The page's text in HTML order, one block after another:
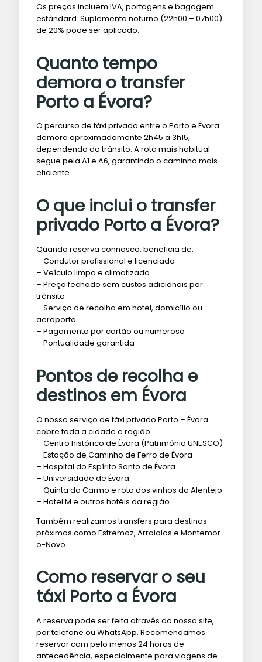
Os preços incluem IVA, portagens e bagagem
estândard. Suplemento noturno (22h00 – 07h00)
de 20% pode ser aplicado.
Quanto tempo
demora o transfer
Porto a Évora?
O percurso de táxi privado entre o Porto e Évora
demora aproximadamente 2h45 a 3h15,
dependendo do trânsito. A rota mais habitual
segue pela A1 e A6, garantindo o caminho mais
eficiente.
O que inclui o transfer
privado Porto a Évora?
Quando reserva connosco, beneficia de:
– Condutor profissional e licenciado
– Veículo limpo e climatizado
– Preço fechado sem custos adicionais por
trânsito
– Serviço de recolha em hotel, domicílio ou
aeroporto
– Pagamento por cartão ou numeroso
– Pontualidade garantida
Pontos de recolha e
destinos em Évora
O nosso serviço de táxi privado Porto – Évora
cobre toda a cidade e região:
– Centro histórico de Évora (Património UNESCO)
– Estação de Caminho de Ferro de Évora
– Hospital do Espírito Santo de Évora
– Universidade de Évora
– Quinta do Carmo e rota dos vinhos do Alentejo
– Hotel M e outros hotéis da região
Também realizamos transfers para destinos
próximos como Estremoz, Arraiolos e Montemor-
o-Novo.
Como reservar o seu
táxi Porto a Évora
A reserva pode ser feita através do nosso site,
por telefone ou WhatsApp. Recomendamos
reservar com pelo menos 24 horas de
antecedência, especialmente para viagens de